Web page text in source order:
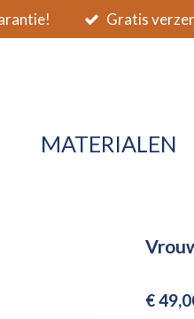
Gratis
MATERIALEN
€